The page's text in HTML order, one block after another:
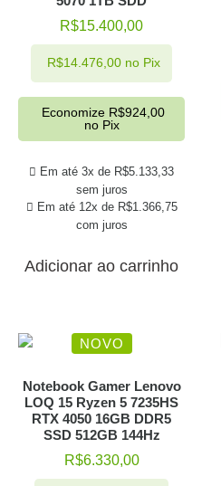
R$15.400,00
Em até 3x de R$5.133,33
sem juros
Em até 12x de R$1.366,75
com juros
R$14.476,00 no Pix
Economize R$924,00
no Pix
Adicionar ao carrinho
NOVO
Notebook Gamer Lenovo
LOQ 15 Ryzen 5 7235HS
RTX 4050 16GB DDR5
SSD 512GB 144Hz
R$6.330,00